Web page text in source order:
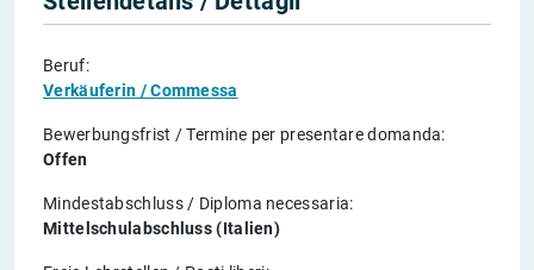
Beruf:
Verkäuferin / Commessa
Bewerbungsfrist / Termine per presentare domanda:
Offen
Mindestabschluss / Diploma necessaria:
Mittelschulabschluss (Italien)